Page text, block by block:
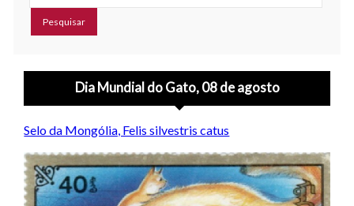
Dia Mundial do Gato, 08 de agosto
Selo da Mongólia, Felis silvestris catus